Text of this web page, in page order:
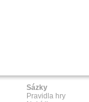
Sázky
Pravidla hry